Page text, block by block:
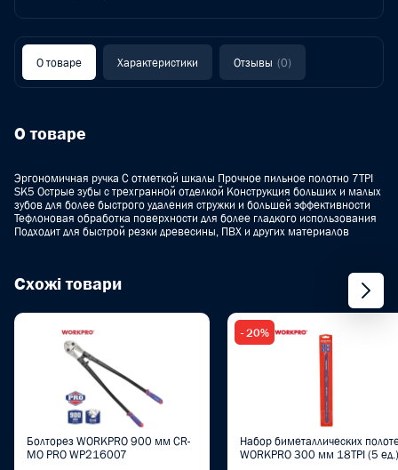
О товаре Характеристики Отзывы (0)
О товаре
Эргономичная ручка С отметкой шкалы Прочное пильное полотно 7TPI
SK5 Острые зубы с трехгранной отделкой Конструкция больших и малых
зубов для более быстрого удаления стружки и большей эффективности
Тефлоновая обработка поверхности для более гладкого использования
Подходит для быстрой резки древесины, ПВХ и других материалов
Схожі товари
Болторез WORKPRO 900 мм CR-
MO PRO WP216007
- 20%
Набор биметаллических
WORKPRO 300 мм 18TPI (5 ед.)